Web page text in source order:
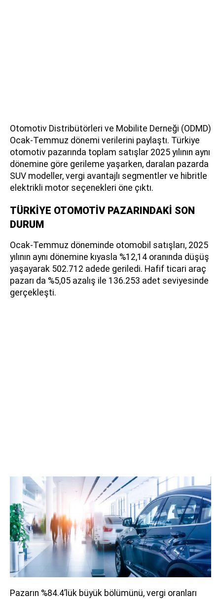
Otomotiv Distribütörleri ve Mobilite Derneği (ODMD)
Ocak-Temmuz dönemi verilerini paylaştı. Türkiye
otomotiv pazarında toplam satışlar 2025 yılının aynı
dönemine göre gerileme yaşarken, daralan pazarda
SUV modeller, vergi avantajlı segmentler ve hibritle
elektrikli motor seçenekleri öne çıktı.
TÜRKİYE OTOMOTİV PAZARINDAKİ SON
DURUM
Ocak-Temmuz döneminde otomobil satışları, 2025
yılının aynı dönemine kıyasla %12,14 oranında düşüş
yaşayarak 502.712 adede geriledi. Hafif ticari araç
pazarı da %5,05 azalış ile 136.253 adet seviyesinde
gerçekleşti.
Pazarın %84.4’lük büyük bölümünü, vergi oranları